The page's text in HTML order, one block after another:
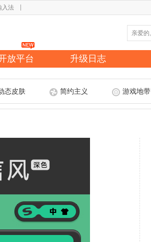
入法
放平台 升级日志
态皮肤 简约主义 游戏地带